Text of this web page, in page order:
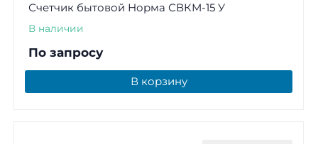
Счетчик бытовой Норма СВКМ-15 У
В наличии
По запросу
В корзину